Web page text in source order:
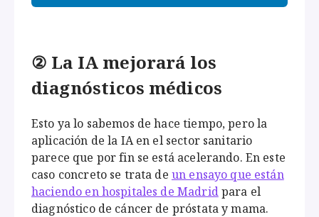
② La IA mejorará los
diagnósticos médicos
Esto ya lo sabemos de hace tiempo, pero la
aplicación de la IA en el sector sanitario
parece que por fin se está acelerando. En este
caso concreto se trata de un ensayo que están
haciendo en hospitales de Madridpara el
diagnóstico de cáncer de próstata y mama.